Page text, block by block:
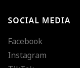
SOCIAL MEDIA
Facebook
Instagram